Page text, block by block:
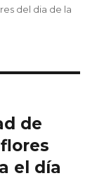
del dia de la
de
el día